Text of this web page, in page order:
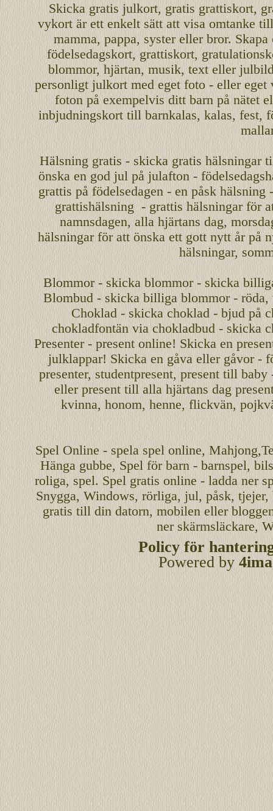
Skicka gratis julkort, gratis grattiskort,
vykortär ett enkelt sätt att visa omtanke
mamma, pappa, systerellerbror.
födelsedagskort,grattiskort,
blommor, hjärtan, musik, text eller
personligtjulkort med eget foto - eller eget
foton på exempelvis ditt barn på nätet
inbjudningskort till barnkalas, kalas, fest,
Hälsning gratis - skicka gratis
önska engod julpå julafton -
grattis på födelsedagen - en påsk
grattishälsning - grattis hälsningar för
namnsdagen,alla hjärtans dag,
hälsningar för att önska ettgott nytt årpå
hälsningar,
Blommor - skicka blommor - skicka
Blombud - skicka billiga blommor -
Choklad - skicka choklad - bjud på
chokladfontän via chokladbud - skicka
Presenter - present online! Skicka en
julklappar! Skicka en gåva eller gåvor -
presenter, studentpresent, present till
eller present till alla hjärtans dag
kvinna, honom, henne, flickvän,
Spel Online- spela spel online, Mahjong
Hänga gubbe, Spel för barn - barnspel,
roliga,spel. Spel gratis online - ladda ner
Snygga, Windows, rörliga, jul, påsk, tjejer,
gratistill din datorn, mobilen eller
ner skärmsläckare,
Policy för
Powered by